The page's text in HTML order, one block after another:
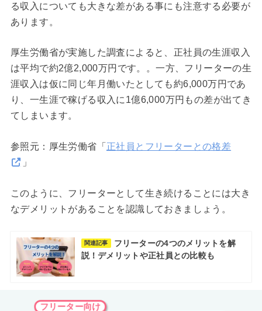
る収入についても大きな差がある事にも注意する必要が
あります。
厚生労働省が実施した調査によると、正社員の生涯収入
は平均で約2億2,000万円です。。一方、フリーターの生
涯収入は仮に同じ年月働いたとしても約6,000万円であ
り、一生涯で稼げる収入に1億6,000万円もの差が出てき
てしまいます。
参照元：厚生労働省「 正社員とフリーターとの格差
」
このように、フリーターとして生き続けることには大き
なデメリットがあることを認識しておきましょう。
関連記事
フリーターの4つのメリットを解
説！デメリットや正社員との比較も
フリーター向け